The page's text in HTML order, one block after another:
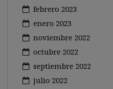
febrero 2023
enero 2023
noviembre 2022
octubre 2022
septiembre 2022
julio 2022